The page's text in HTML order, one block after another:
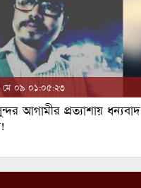
০৯ ০১:০৫:২৩
আগামীর প্রত্যাশায় ধন্যবাদ